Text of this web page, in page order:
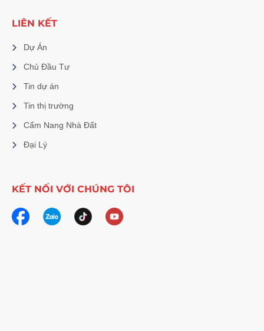
LIÊN KẾT
Dự Án
Chủ Đầu Tư
Tin dự án
Tin thị trường
Cẩm Nang Nhà Đất
Đại Lý
KẾT NỐI VỚI CHÚNG TÔI